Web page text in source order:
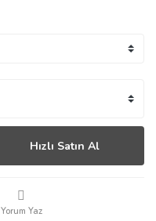
Hızlı Satın Al
Yorum Yaz